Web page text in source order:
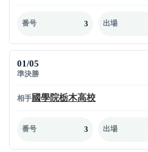
番号 3 出場
01/05
準決勝
相手國學院栃木高校
番号 3 出場